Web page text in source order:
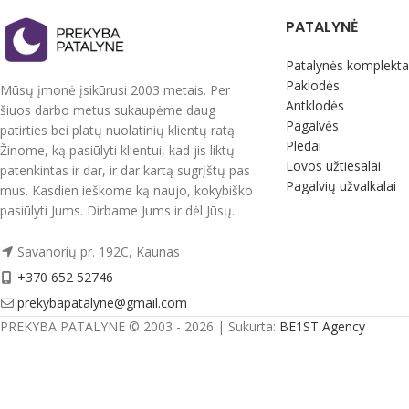
spaudėmis , pagalvės užvalkalai be
užsegimo, su kišenėmis.
Tvirtas, švelnus, natūralus audinys. Nedažo,
nesiburbuliuoja, spec. technologijos dėka
mažai glamžosi.
Supakuotas į praktišką maišelį su
užtrauktuku, kurį jūsų vaikas galės ir toliau
naudoti.
Pagaminta ES.
spaudėmis ,
užsegimo, su
Tvirtas, švelnus,
nesiburbuliuoja,
mažai glamžosi.
Supakuotas į
užtrauktuku, kurį
naudoti.
Mūsų įmonė įsikūrusi 2003 metais. Per
šiuos darbo metus sukaupėme daug
patirties bei platų nuolatinių klientų ratą.
Žinome, ką pasiūlyti klientui, kad jis liktų
patenkintas ir dar, ir dar kartą sugrįštų pas
mus. Kasdien ieškome ką naujo, kokybiško
pasiūlyti Jums. Dirbame Jums ir dėl Jūsų.
Savanorių pr. 192C, Kaunas
+370 652 52746
prekybapatalyne@gmail.com
PATALYNĖ
Patalynės
Paklodės
Antklodės
Pagalvės
Pledai
Lovos užtiesalai
Pagalvių užvalkalai
PREKYBA PATALYNE © 2003 - 2026 | Sukurta: BE1ST Agency